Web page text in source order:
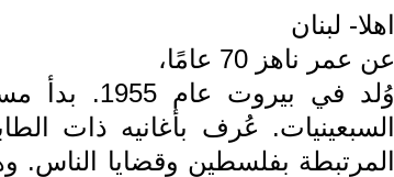
اهلا- لبنان
عن عمر ناهز 70 عامًا،
وُلد في
السبعينيات. عُرف بأغانيه ذات
المرتبطة بفلسطين وقضايا